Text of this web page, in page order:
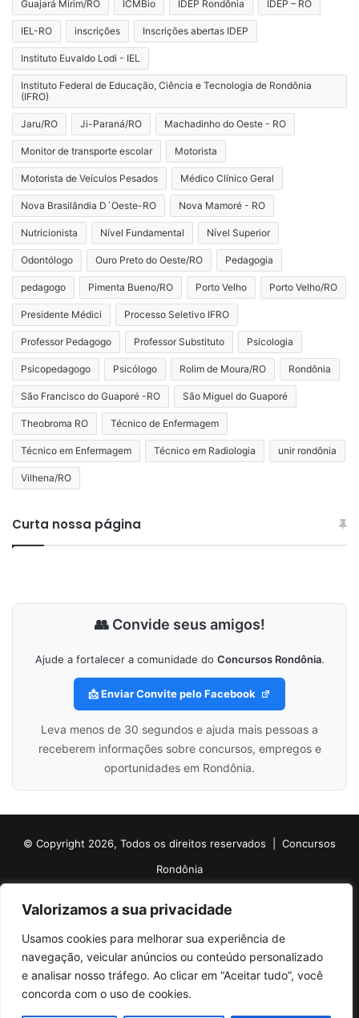
Valorizamos a sua privacidade
Usamos cookies para melhorar sua experiência de
navegação, veicular anúncios ou conteúdo personalizado
e analisar nosso tráfego. Ao clicar em “Aceitar tudo”, você
concorda com o uso de cookies.
Guajará Mirim/RO ICMBio IDEP Rondônia IDEP – RO
IEL-RO inscrições Inscrições abertas IDEP
Instituto Euvaldo Lodi - IEL
Instituto Federal de Educação, Ciência e Tecnologia de Rondônia
(IFRO)
Jaru/RO Ji-Paraná/RO Machadinho do Oeste - RO
Monitor de transporte escolar Motorista
Motorista de Veículos Pesados Médico Clínico Geral
Nova Brasilândia D´Oeste-RO Nova Mamoré - RO
Nutricionista Nível Fundamental Nível Superior
Odontólogo Ouro Preto do Oeste/RO Pedagogia
pedagogo Pimenta Bueno/RO Porto Velho Porto Velho/RO
Presidente Médici Processo Seletivo IFRO
Professor Pedagogo Professor Substituto Psicologia
Psicopedagogo Psicólogo Rolim de Moura/RO Rondônia
São Francisco do Guaporé -RO São Miguel do Guaporé
Theobroma RO Técnico de Enfermagem
Técnico em Enfermagem Técnico em Radiologia unir rondônia
Vilhena/RO
Curta nossa página
👥 Convide seus amigos!
Ajude a fortalecer a comunidade do Concursos Rondônia.
📩 Enviar Convite pelo Facebook
Leva menos de 30 segundos e ajuda mais pessoas a
receberem informações sobre concursos, empregos e
oportunidades em Rondônia.
© Copyright 2026, Todos os direitos reservados | Concursos
Rondônia
Sobre o Concursos Rondônia
Siga nossas redes sociais
Web Stories Anuncie
Facebook
X PinterestLinkedinYouTubeInstagramTelegramTikTok